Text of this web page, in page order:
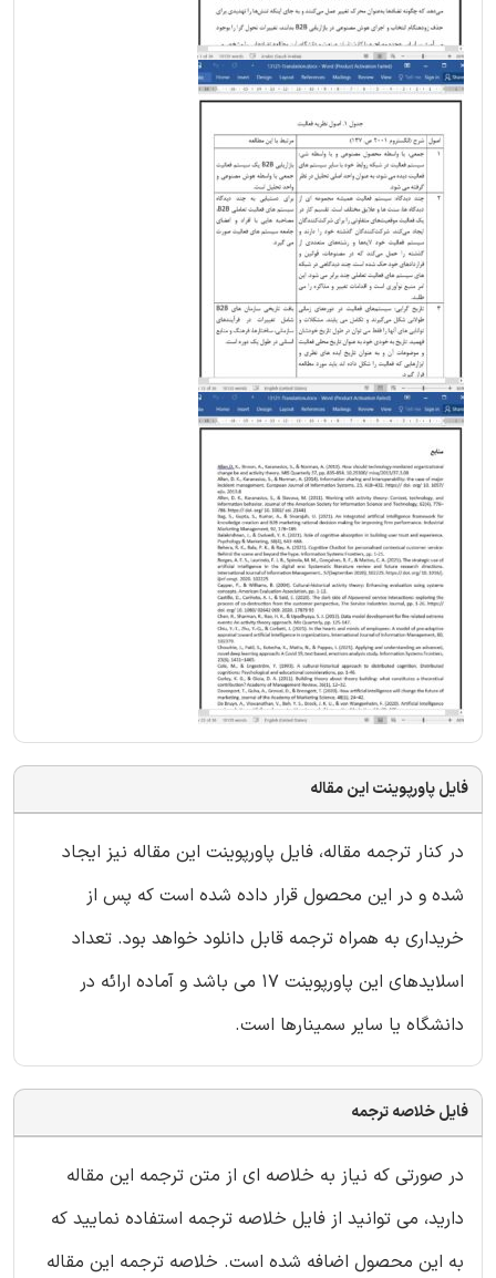
فایل پاورپوینت این مقاله
در کنار ترجمه مقاله، فایل پاورپوینت این مقاله نیز ایجاد
شده و در این محصول قرار داده شده است که پس از
خریداری به همراه ترجمه قابل دانلود خواهد بود. تعداد
اسلایدهای این پاورپوینت 17 می باشد و آماده ارائه در
دانشگاه یا سایر سمینارها است.
فایل خلاصه ترجمه
در صورتی که نیاز به خلاصه ای از متن ترجمه این مقاله
دارید، می توانید از فایل خلاصه ترجمه استفاده نمایید که
به این محصول اضافه شده است. خلاصه ترجمه این مقاله